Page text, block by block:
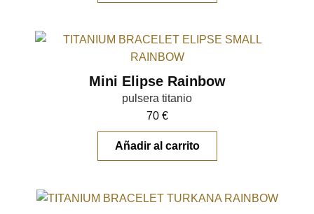
Mini Elipse Rainbow
pulsera titanio
70 €
Añadir al carrito